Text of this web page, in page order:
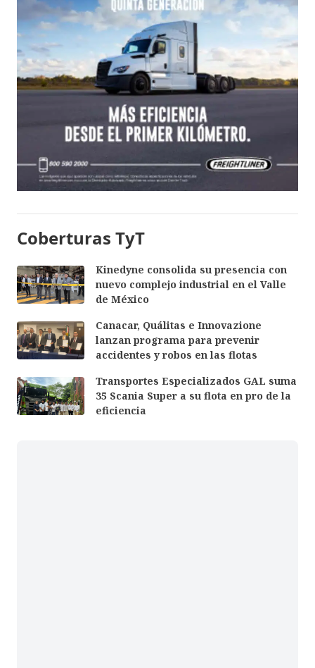
Coberturas TyT
Kinedyne consolida su presencia con
nuevo complejo industrial en el Valle
de México
Canacar, Quálitas e Innovazione
lanzan programa para prevenir
accidentes y robos en las flotas
Transportes Especializados GAL suma
35 Scania Super a su flota en pro de la
eficiencia